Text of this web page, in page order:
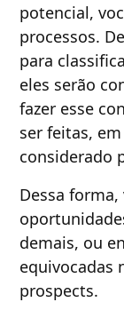
potencial,
processos.
para
eles serão
fazer esse
ser feitas,
considerado
Dessa
demais, ou
equivocadas
prospects.